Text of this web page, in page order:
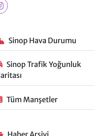
Sinop Hava Durumu
Sinop Trafik Yoğunluk
Tüm Manşetler